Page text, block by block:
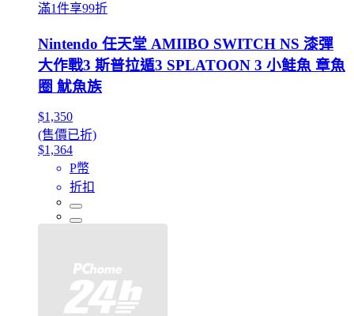
滿1件享99折
Nintendo 任天堂 AMIIBO SWITCH NS 漆彈
大作戰3 斯普拉遁3 SPLATOON 3 小鮭魚 章魚
圈 魷魚族
$1,350
(售價已折)
$1,364
P幣
折扣